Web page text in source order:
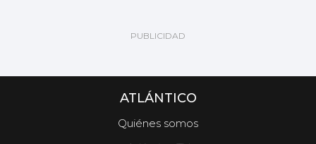
ATLÁNTICO
Quiénes somos